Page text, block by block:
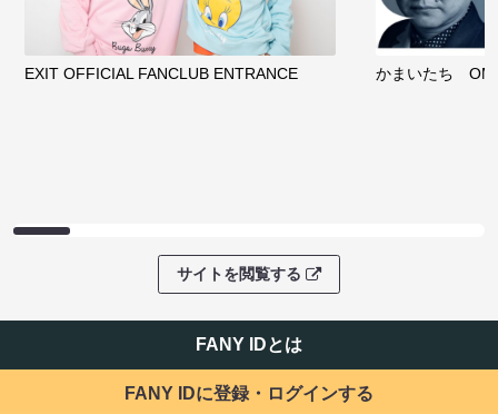
EXIT OFFICIAL FANCLUB ENTRANCE かまいたち
サイトを閲覧する
FANY IDとは
FANY IDに登録・ログインする